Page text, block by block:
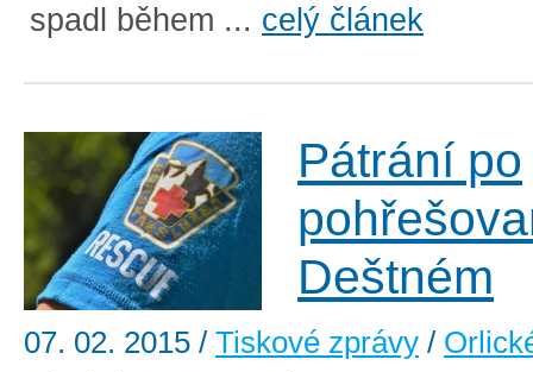
spadl během ... celý článek
Pátrání po
Deštném
07. 02. 2015 / Tiskové zprávy /